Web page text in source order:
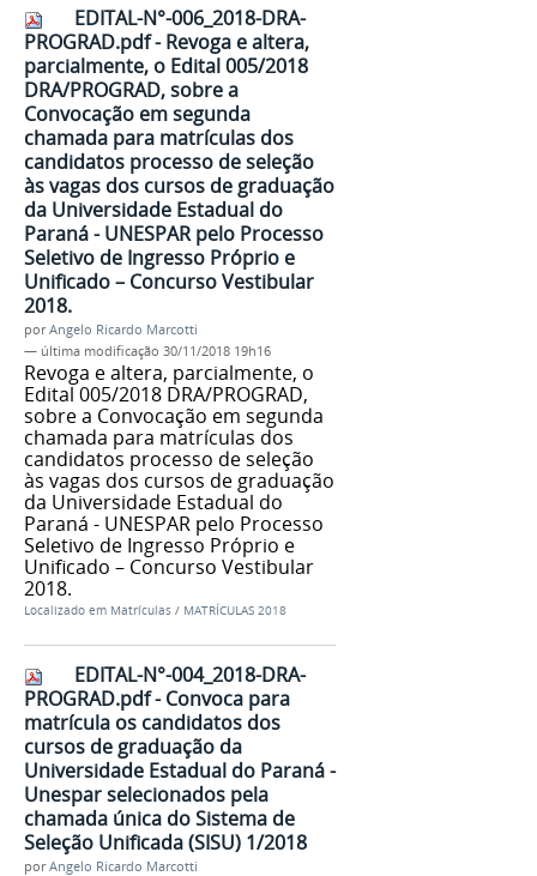
EDITAL-N°-006_2018-DRA-
PROGRAD.pdf - Revoga e altera,
parcialmente, o Edital 005/2018
DRA/PROGRAD, sobre a
Convocação em segunda
chamada para matrículas dos
candidatos processo de seleção
às vagas dos cursos de graduação
da Universidade Estadual do
Paraná - UNESPAR pelo Processo
Seletivo de Ingresso Próprio e
Unificado – Concurso Vestibular
2018.
porAngelo Ricardo Marcotti
— última modificação 30/11/2018 19h16
Revoga e altera, parcialmente, o
Edital 005/2018 DRA/PROGRAD,
sobre a Convocação em segunda
chamada para matrículas dos
candidatos processo de seleção
às vagas dos cursos de graduação
da Universidade Estadual do
Paraná - UNESPAR pelo Processo
Seletivo de Ingresso Próprio e
Unificado – Concurso Vestibular
2018.
Localizado em Matrículas / MATRÍCULAS 2018
EDITAL-N°-004_2018-DRA-
PROGRAD.pdf - Convoca para
matrícula os candidatos dos
cursos de graduação da
Universidade Estadual do Paraná -
Unespar selecionados pela
chamada única do Sistema de
Seleção Unificada (SISU) 1/2018
porAngelo Ricardo Marcotti